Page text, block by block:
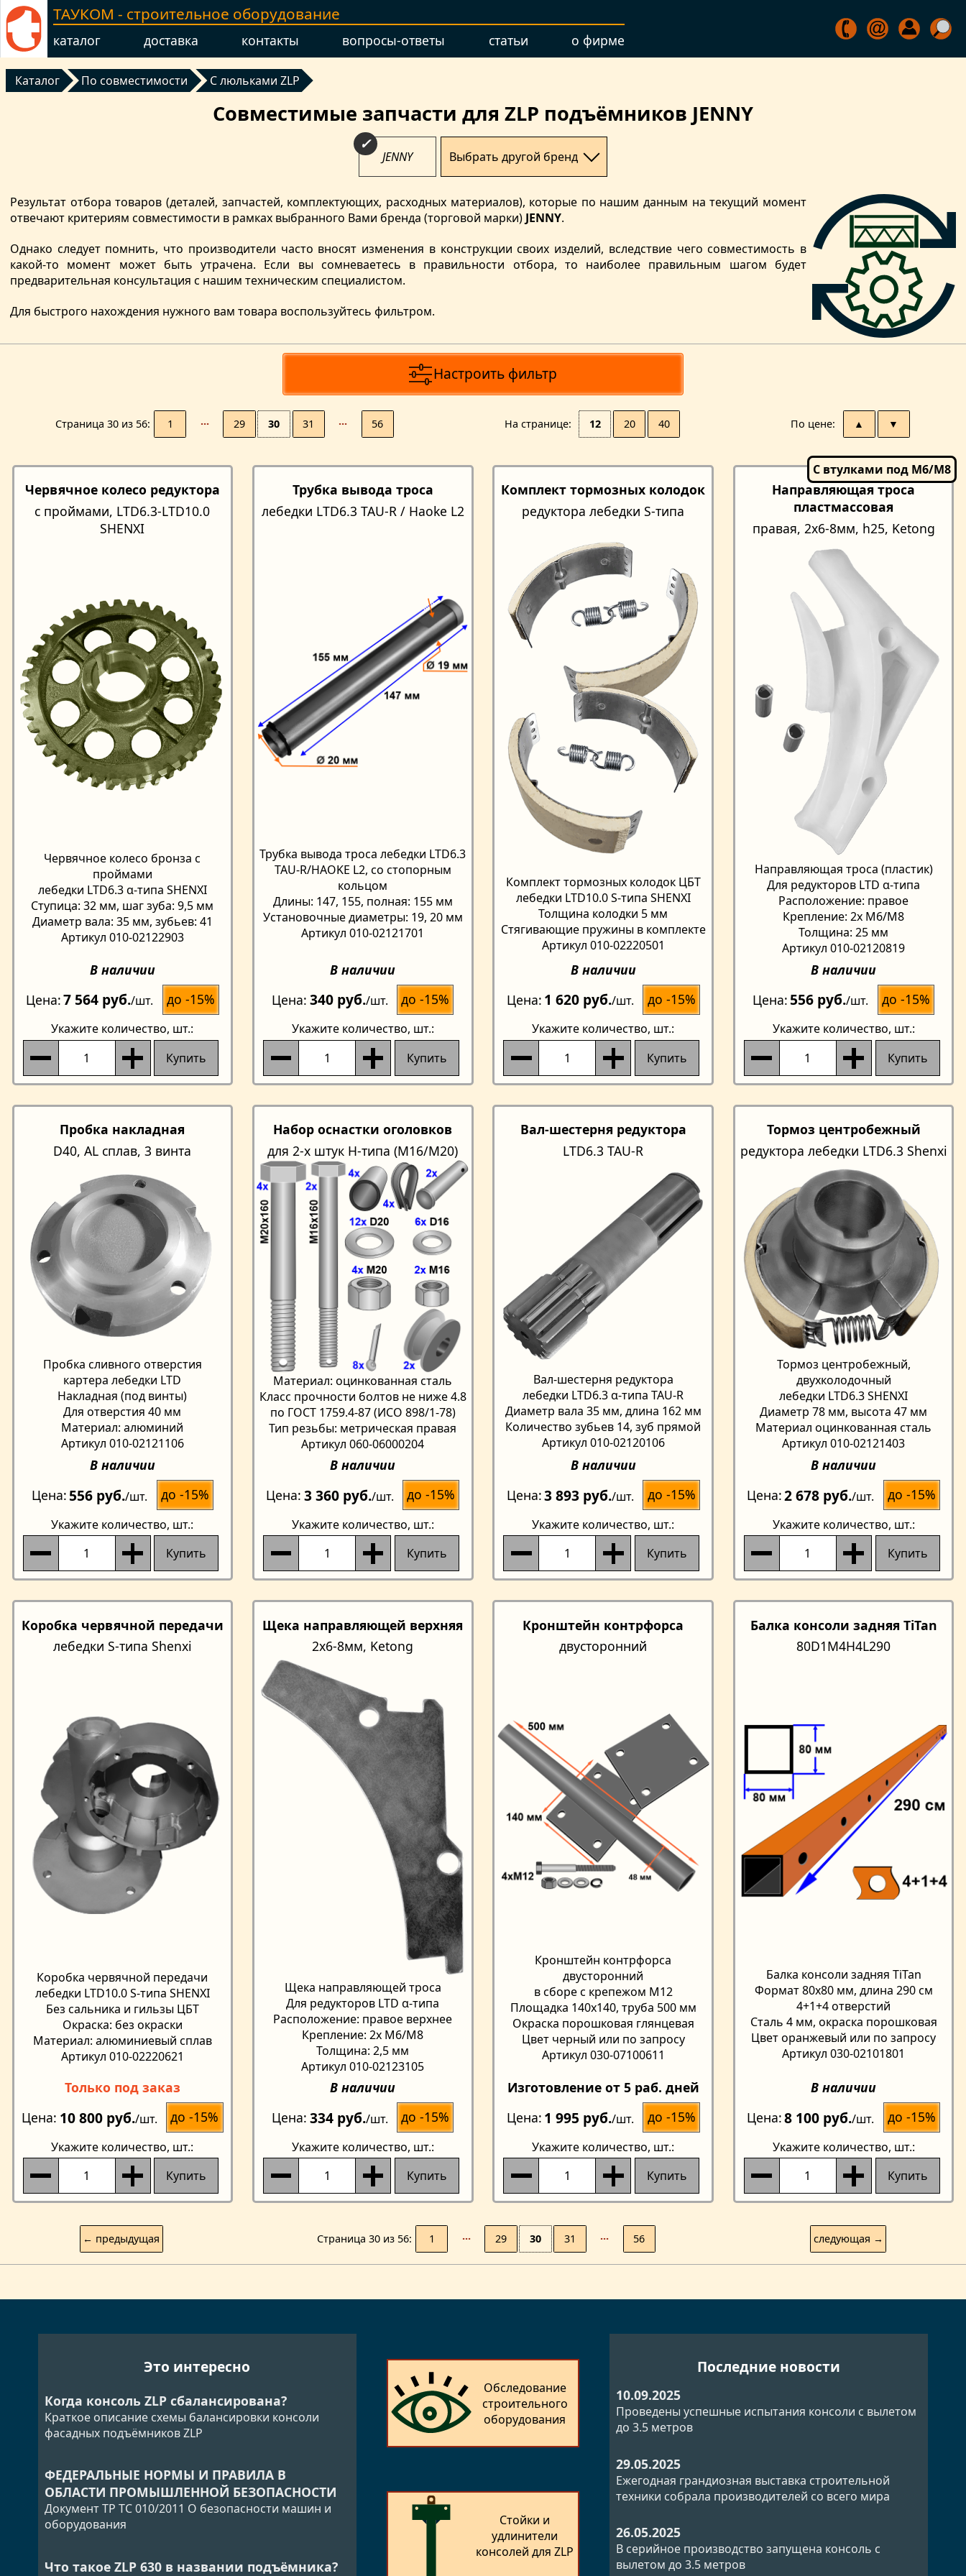
ТАУКОМ - строительное оборудование
каталог доставка контакты вопросы-ответы статьи о фирме
Каталог По совместимости С люльками ZLP
Совместимые запчасти для ZLP подъёмников JENNY
JENNY Выбрать другой бренд
Результат отбора товаров (деталей, запчастей, комплектующих, расходных материалов), которые по нашим данным на текущий момент
отвечают критериям совместимости в рамках выбранного Вами бренда (торговой марки) JENNY.
Однако следует помнить, что производители часто вносят изменения в конструкции своих изделий, вследствие чего совместимость в
какой-то момент может быть утрачена. Если вы сомневаетесь в правильности отбора, то наиболее правильным шагом будет
предварительная консультация с нашим техническим специалистом.
Для быстрого нахождения нужного вам товара воспользуйтесь фильтром.
Настроить фильтр
Страницa 30 из 56 1 ··· 29 30 31 ··· 56 На странице 12 20 40 По цене ▲ ▼
Червячное колесо редуктора
с проймами, LTD6.3-LTD10.0
SHENXI
Червячное колесо бронза с
проймами
лебедки LTD6.3 α-типа SHENXI
Ступица: 32 мм, шаг зуба: 9,5 мм
Диаметр вала: 35 мм, зубьев: 41
Артикул 010-02122903
В наличии
Цена 7 564 руб./шт. до -15%
Укажите количество, шт.:
Купить
Трубка вывода троса
лебедки LTD6.3 TAU-R / Haoke L2
Трубка вывода троса лебедки LTD6.3
TAU-R/HAOKE L2, со стопорным
кольцом
Длины: 147, 155, полная: 155 мм
Установочные диаметры: 19, 20 мм
Артикул 010-02121701
В наличии
Цена 340 руб./шт. до -15%
Укажите количество, шт.:
Купить
Комплект тормозных колодок
редуктора лебедки S-типа
Комплект тормозных колодок ЦБТ
лебедки LTD10.0 S-типа SHENXI
Толщина колодки 5 мм
Стягивающие пружины в комплекте
Артикул 010-02220501
В наличии
Цена 1 620 руб./шт. до -15%
Укажите количество, шт.:
Купить
Направляющая троса
пластмассовая
правая, 2х6-8мм, h25, Ketong
Направляющая троса (пластик)
Для редукторов LTD α-типа
Расположение: правое
Крепление: 2x М6/М8
Толщина: 25 мм
Артикул 010-02120819
В наличии
Цена 556 руб./шт. до -15%
Укажите количество, шт.:
Купить
Пробка накладная
D40, AL сплав, 3 винта
Пробка сливного отверстия
картера лебедки LTD
Накладная (под винты)
Для отверстия 40 мм
Материал: алюминий
Артикул 010-02121106
В наличии
Цена 556 руб./шт. до -15%
Укажите количество, шт.:
Купить
Набор оснастки оголовков
для 2-х штук Н-типа (M16/М20)
Материал: оцинкованная сталь
Класс прочности болтов не ниже 4.8
по ГОСТ 1759.4-87 (ИСО 898/1-78)
Тип резьбы: метрическая правая
Артикул 060-06000204
В наличии
Цена 3 360 руб./шт. до -15%
Укажите количество, шт.:
Купить
Вал-шестерня редуктора
LTD6.3 TAU-R
Вал-шестерня редуктора
лебедки LTD6.3 α-типа TAU-R
Диаметр вала 35 мм, длина 162 мм
Количество зубьев 14, зуб прямой
Артикул 010-02120106
В наличии
Цена 3 893 руб./шт. до -15%
Укажите количество, шт.:
Купить
Тормоз центробежный
редуктора лебедки LTD6.3 Shenxi
Тормоз центробежный,
двухколодочный
лебедки LTD6.3 SHENXI
Диаметр 78 мм, высота 47 мм
Материал оцинкованная сталь
Артикул 010-02121403
В наличии
Цена 2 678 руб./шт. до -15%
Укажите количество, шт.:
Купить
Коробка червячной передачи
лебедки S-типа Shenxi
Коробка червячной передачи
лебедки LTD10.0 S-типа SHENXI
Без сальника и гильзы ЦБТ
Окраска: без окраски
Материал: алюминиевый сплав
Артикул 010-02220621
Только под заказ
Цена 10 800 руб./шт. до -15%
Укажите количество, шт.:
Купить
Щека направляющей верхняя
2х6-8мм, Ketong
Щека направляющей троса
Для редукторов LTD α-типа
Расположение: правое верхнее
Крепление: 2x М6/М8
Толщина: 2,5 мм
Артикул 010-02123105
В наличии
Цена 334 руб./шт. до -15%
Укажите количество, шт.:
Купить
Кронштейн контрфорса
двусторонний
Кронштейн контрфорса
двусторонний
в сборе с крепежом М12
Площадка 140х140, труба 500 мм
Окраска порошковая глянцевая
Цвет черный или по запросу
Артикул 030-07100611
Изготовление от 5 раб. дней
Цена 1 995 руб./шт. до -15%
Укажите количество, шт.:
Купить
Балка консоли задняя TiTan
80D1М4H4L290
Балка консоли задняя TiTan
Формат 80х80 мм, длина 290 см
4+1+4 отверстий
Сталь 4 мм, окраска порошковая
Цвет оранжевый или по запросу
Артикул 030-02101801
В наличии
Цена 8 100 руб./шт. до -15%
Укажите количество, шт.:
Купить
← предыдущая Страницa 30 из 56 1 ··· 29 30 31 ··· 56 следующая →
Это интересно
Когда консоль ZLP сбалансирована?
Краткое описание схемы балансировки консоли
фасадных подъёмников ZLP
ФЕДЕРАЛЬНЫЕ НОРМЫ И ПРАВИЛА В
ОБЛАСТИ ПРОМЫШЛЕННОЙ БЕЗОПАСНОСТИ
Документ ТР ТС 010/2011 О безопасности машин и
оборудования
Что такое ZLP 630 в названии подъёмника?
Обследование
строительного
оборудования
Стойки и
удлинители
консолей для ZLP
Последние новости
10.09.2025
Проведены успешные испытания консоли с вылетом
до 3.5 метров
29.05.2025
Ежегодная грандиозная выставка строительной
техники собрала производителей со всего мира
26.05.2025
В серийное производство запущена консоль с
вылетом до 3.5 метров